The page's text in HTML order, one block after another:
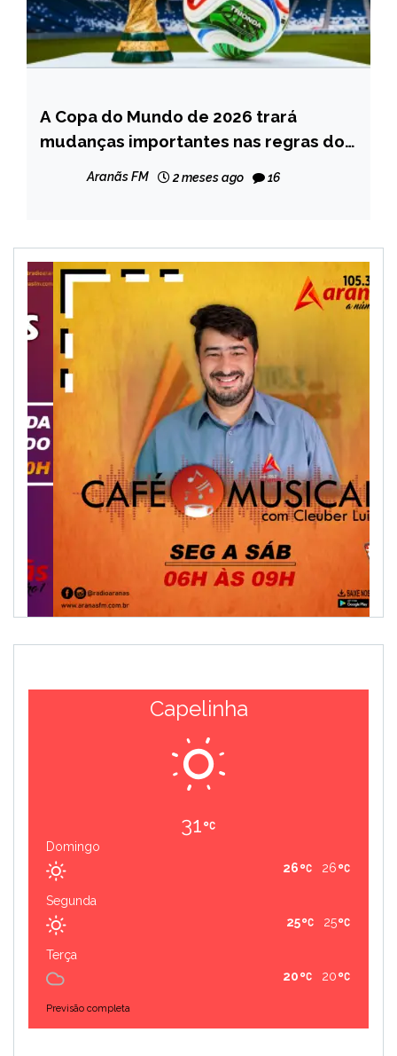
ESPORTES
NOTÍCIAS
A Copa do Mundo de 2026 trará
mudanças importantes nas regras do
Aranãs FM 2 meses ago 16
Capelinha
31
Domingo
26
26
Segunda
25
25
Terça
20
20
Previsão completa